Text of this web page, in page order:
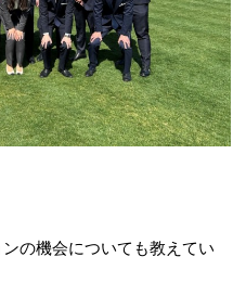
の機会についても教えてい